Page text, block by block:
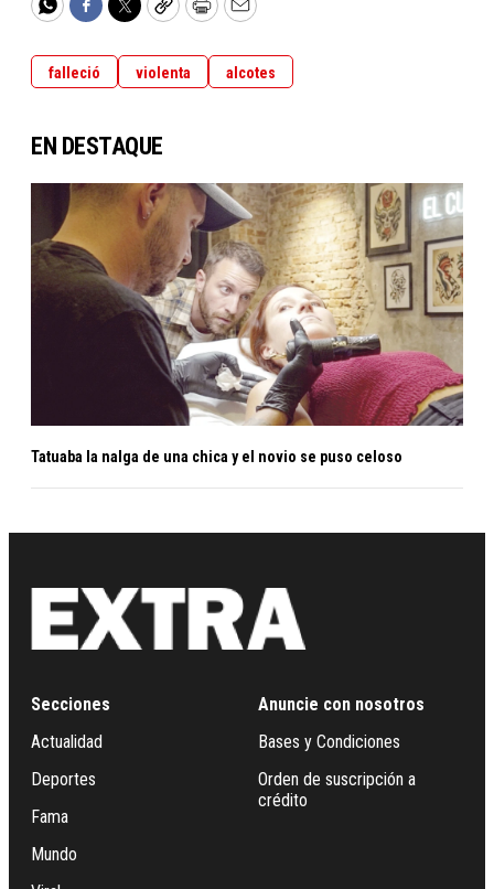
WhatsApp
Facebook
TwitterCopyPrintEmail
falleció violenta alcotes
EN DESTAQUE
Tatuaba la nalga de una chica y el novio se puso celoso
Secciones
Actualidad
Deportes
Fama
Mundo
Anuncie con nosotros
Bases y Condiciones
Orden de suscripción a
crédito